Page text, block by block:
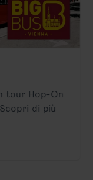
tour Hop-On
di più